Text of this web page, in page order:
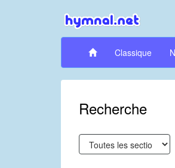
Classique
Recherche